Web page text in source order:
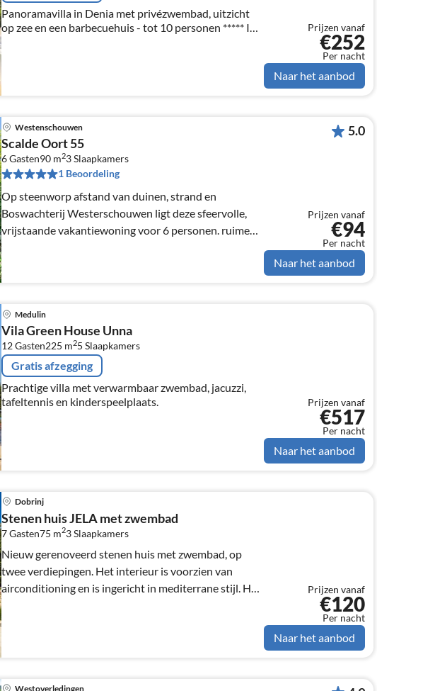
Panoramavilla in Denia met privézwembad, uitzicht
op zee en een barbecuehuis - tot 10 personen ***** In
het laagseizoen ook tegen een speciale prijs voor
maximaal 4 personen - prijs op aanvraag *****
Prijzen vanaf
€252
Per nacht
Naar het aanbod
Westenschouwen
Scalde Oort 55
6 Gasten90 m23Slaapkamers
1 Beoordeling
Op steenworp afstand van duinen, strand en
Boswachterij Westerschouwen ligt deze sfeervolle,
vrijstaande vakantiewoning voor 6 personen. ruime
tuin (460 m2)
5.0
Prijzen vanaf
€94
Per nacht
Naar het aanbod
Medulin
Vila Green House Unna
12 Gasten225 m25 Slaapkamers
Gratis afzegging
Prachtige villa met verwarmbaar zwembad, jacuzzi,
tafeltennis en kinderspeelplaats.
Prijzen vanaf
€517
Per nacht
Naar het aanbod
Dobrinj
Stenen huis JELA met zwembad
7 Gasten75 m23Slaapkamers
Nieuw gerenoveerd stenen huis met zwembad, op
twee verdiepingen. Het interieur is voorzien van
airconditioning en is ingericht in mediterrane stijl. Het
is ideaal voor gezinnen.
Prijzen vanaf
€120
Per nacht
Naar het aanbod
Westoverledingen